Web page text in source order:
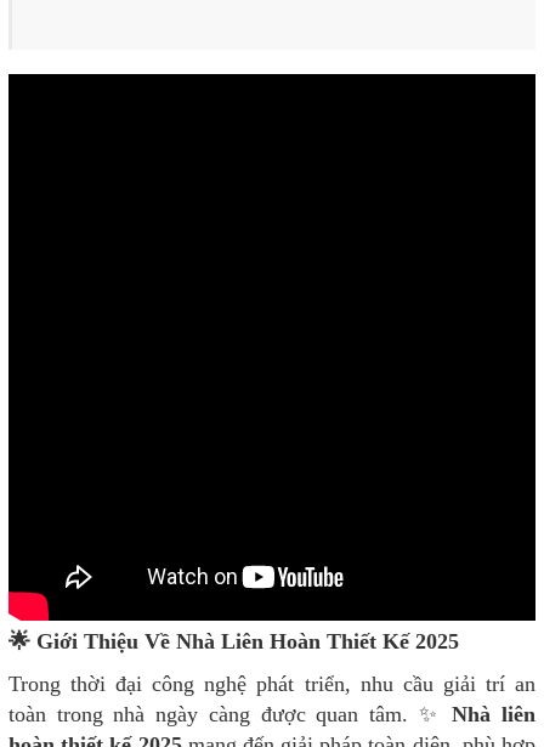
🌟 Giới Thiệu Về Nhà Liên Hoàn Thiết Kế 2025
Trong thời đại công nghệ phát triển, nhu cầu giải trí an
toàn trong nhà ngày càng được quan tâm. ✨Nhà liên